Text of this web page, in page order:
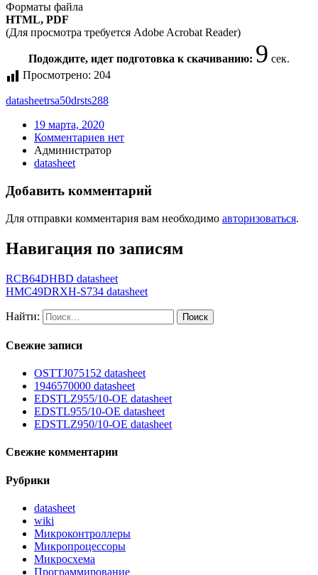
Форматы файла
HTML, PDF
(Для просмотра требуется Adobe Acrobat Reader)
Подождите, идет подготовка к скачиванию: 9 сек.
Просмотрено: 204
datasheetrsa50drsts288
19 марта, 2020
Комментариев нет
Администратор
datasheet
Добавить комментарий
Для отправки комментария вам необходимо авторизоваться.
Навигация по записям
RCB64DHBD datasheet
HMC49DRXH-S734 datasheet
Найти:
Свежие записи
OSTTJ075152 datasheet
1946570000 datasheet
EDSTLZ955/10-OE datasheet
EDSTL955/10-OE datasheet
EDSTLZ950/10-OE datasheet
Свежие комментарии
Рубрики
datasheet
wiki
Микроконтроллеры
Микропроцессоры
Микросхема
Программирование